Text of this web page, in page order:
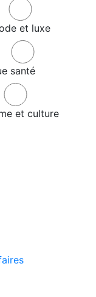
et luxe
santé
et culture